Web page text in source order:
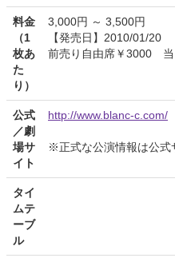
料金
（1
枚あ
た
り）
3,000円 ～ 3,500円
【発売日】2010/01/20
前売り自由席￥3000 当
公式
／劇
場サ
イト
http://www.blanc-c.com/
※正式な公演情報は公式
タイ
ムテ
ーブ
ル